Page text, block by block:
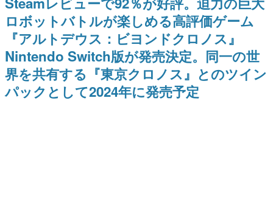
名作ゲームクリエイターの方々に製作時のエピソードをお
聞きし、ヒットする企画（ゲーム）とは何か？を探ってい
きます。
赫本
この物語を解いてはいけない。『赫本』は、〈試験問題〉
の形をした短編ホラー小説集です。
新世代に訊く
対応しSNSで話題に。『キング
ダム・カム』開発元やチェコの
プロ野球選手から称賛の声
ロボットバトルが楽しめる高評価ゲーム
『アルトデウス：ビヨンドクロノス』
Nintendo Switch版が発売決定。同一の世
界を共有する『東京クロノス』とのツイン
パックとして2024年に発売予定